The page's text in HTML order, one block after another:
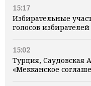
15:17
Избирательные
голосов избирателей
15:02
Турция, Саудовская
«Мекканское